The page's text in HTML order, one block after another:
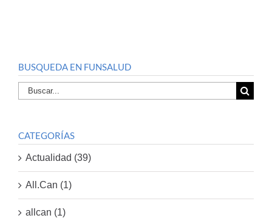
BUSQUEDA EN FUNSALUD
Buscar
por:
CATEGORÍAS
Actualidad (39)
All.Can (1)
allcan (1)